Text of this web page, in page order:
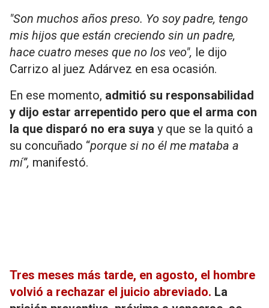
"Son muchos años preso. Yo soy padre, tengo
mis hijos que están creciendo sin un padre,
hace cuatro meses que no los veo", le dijo
Carrizo al juez Adárvez en esa ocasión.
En ese momento, admitió su responsabilidad
y dijo estar arrepentido pero que el arma con
la que disparó no era suya y que se la quitó a
su concuñado “porque si no él me mataba a
mí”, manifestó.
Tres meses más tarde, en agosto, el hombre
volvió a rechazar el juicio abreviado. La